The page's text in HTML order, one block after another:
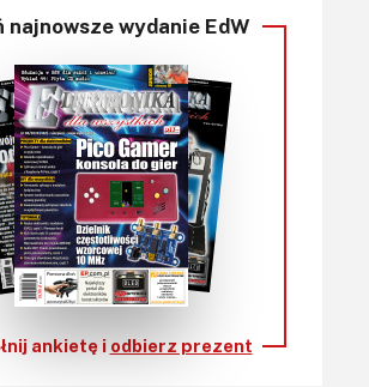
najnowsze wydanie EdW
ankietę i odbierz prezent